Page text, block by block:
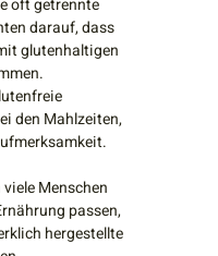
oft getrennte
darauf, dass
glutenhaltigen
den Mahlzeiten,
Menschen
passen,
hergestellte